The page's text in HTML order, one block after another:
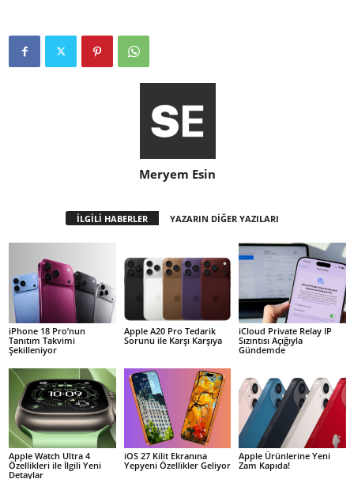
Meryem Esin
İLGİLİ HABERLER YAZARIN DİĞER YAZILARI
iPhone 18 Pro’nun
Tanıtım Takvimi
Şekilleniyor
Apple A20 Pro Tedarik
Sorunu ile Karşı Karşıya
iCloud Private Relay IP
Sızıntısı Açığıyla
Gündemde
Apple Watch Ultra 4
Özellikleri ile İlgili Yeni
Detaylar
iOS 27 Kilit Ekranına
Yepyeni Özellikler Geliyor
Apple Ürünlerine Yeni
Zam Kapıda!